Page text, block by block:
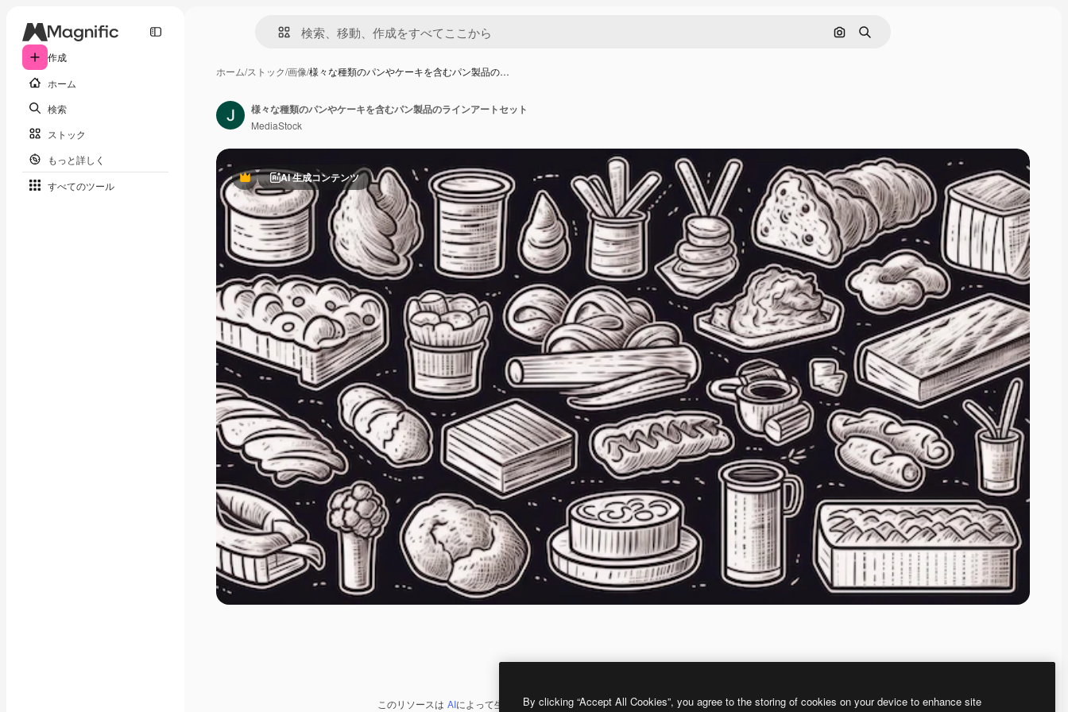
作成
ホーム
検索
ストック
もっと詳しく
すべてのツール
画像で検索
検索
ホーム/ストック/画像/様々な種類のパンやケーキを含むパン製品の…
PremiumAI 生成コンテンツ
このリソースは AIによって生成されたものです。 AI画像生成ツールを使うと、あなた独自の画像を作成できます。
様々な種類のパンやケーキを含むパン製品のラインアートセット
MediaStock
By clicking “Accept All Cookies”, you agree to the storing of cookies on your device to enhance site